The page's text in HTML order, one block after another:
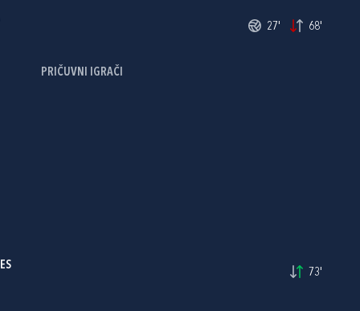
27' 68'
PRIČUVNI IGRAČI
73'